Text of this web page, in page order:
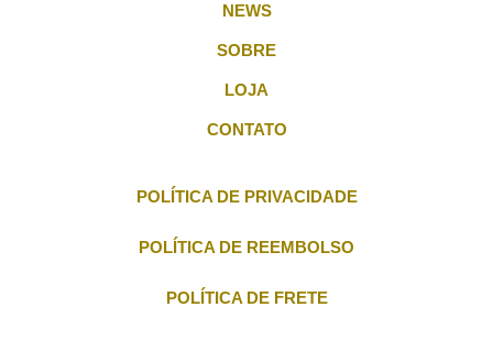
NEWS
SOBRE
LOJA
CONTATO
POLÍTICA DE PRIVACIDADE
POLÍTICA DE REEMBOLSO
POLÍTICA DE FRETE